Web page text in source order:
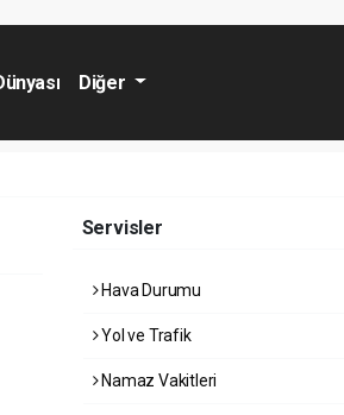
Diğer
Servisler
Hava Durumu
Yol ve Trafik
Namaz Vakitleri